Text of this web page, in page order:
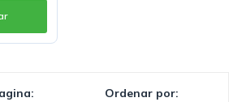
Ordenar por: